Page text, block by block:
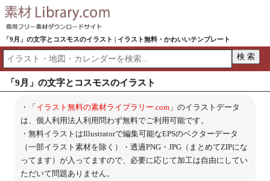
「9月」の文字とコスモスのイラスト | イラスト無料・かわいいテンプレート
「9月」の文字とコスモスのイラスト
・「イラスト無料の素材ライブラリー.com」のイラストデータ
は、個人利用法人利用問わず無料でご利用可能です。
・無料イラストはIllustratorで編集可能なEPSのベクターデータ
（一部イラスト素材を除く）・透過PNG・JPG（まとめてZIPにな
ってます）が入ってますので、必要に応じて加工は自由にしてい
ただいて問題ありません。